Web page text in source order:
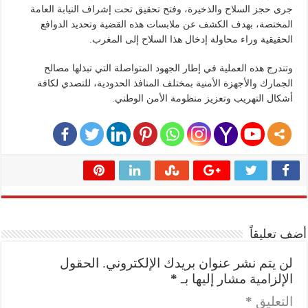
جرى حجز السلاح والذخيرة، وفتح تحقيق تحت إشراف النيابة العامة
المختصة، بهدف الكشف عن ملابسات هذه القضية وتحديد الدوافع
الحقيقية وراء محاولة إدخال هذا السلاح إلى المغرب.
وتندرج هذه العملية في إطار الجهود المتواصلة التي تبذلها مصالح
الجمارك والأجهزة الأمنية بمختلف المنافذ الحدودية، للتصدي لكافة
أشكال التهريب وتعزيز منظومة الأمن الوطني.
أضف تعليقاً
لن يتم نشر عنوان بريدك الإلكتروني.
الحقول
الإلزامية مشار إليها بـ *
التعليق *